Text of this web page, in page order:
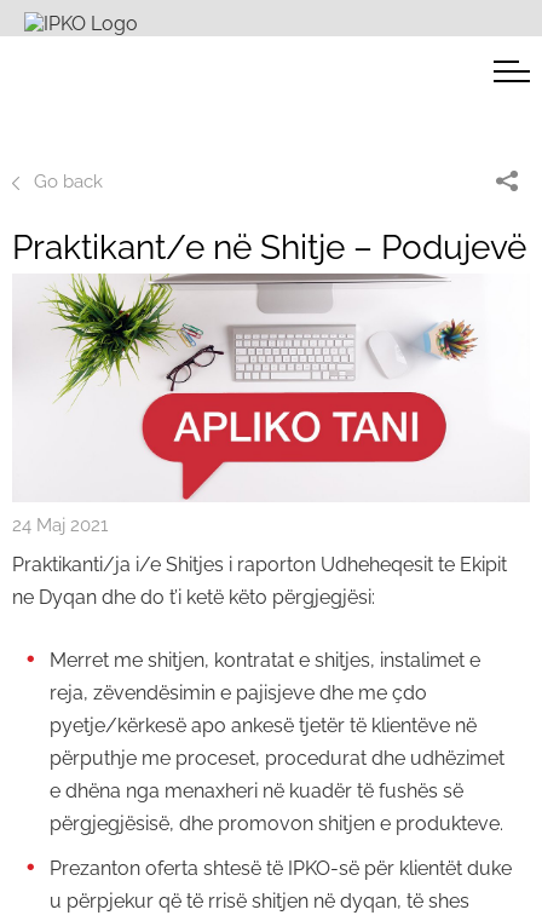
Go back
Praktikant/e në Shitje – Podujevë
24 Maj 2021
Praktikanti/ja i/e Shitjes i raporton Udheheqesit te Ekipit
ne Dyqan dhe do t’i ketë këto përgjegjësi:
Merret me shitjen, kontratat e shitjes, instalimet e
reja, zëvendësimin e pajisjeve dhe me çdo
pyetje/kërkesë apo ankesë tjetër të klientëve në
përputhje me proceset, procedurat dhe udhëzimet
e dhëna nga menaxheri në kuadër të fushës së
përgjegjësisë, dhe promovon shitjen e produkteve.
Prezanton oferta shtesë të IPKO-së për klientët duke
u përpjekur që të rrisë shitjen në dyqan, të shes